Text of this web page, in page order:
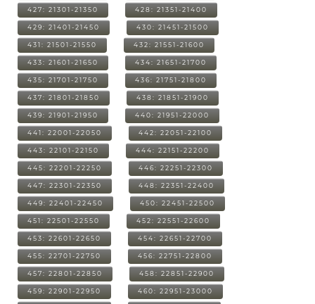
427: 21301-21350 428: 21351-21400
429: 21401-21450 430: 21451-21500
431: 21501-21550 432: 21551-21600
433: 21601-21650 434: 21651-21700
435: 21701-21750 436: 21751-21800
437: 21801-21850 438: 21851-21900
439: 21901-21950 440: 21951-22000
441: 22001-22050 442: 22051-22100
443: 22101-22150 444: 22151-22200
445: 22201-22250 446: 22251-22300
447: 22301-22350 448: 22351-22400
449: 22401-22450 450: 22451-22500
451: 22501-22550 452: 22551-22600
453: 22601-22650 454: 22651-22700
455: 22701-22750 456: 22751-22800
457: 22801-22850 458: 22851-22900
459: 22901-22950 460: 22951-23000